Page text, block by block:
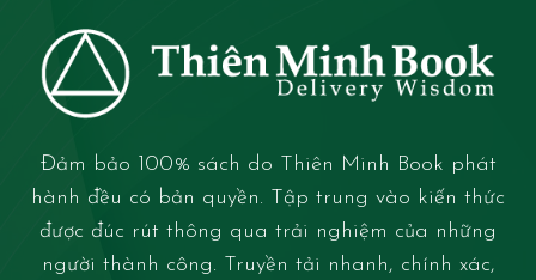
Đảm bảo 100% sách do Thiên Minh Book phát
hành đều có bản quyền. Tập trung vào kiến thức
được đúc rút thông qua trải nghiệm của những
người thành công. Truyền tải nhanh, chính xác,